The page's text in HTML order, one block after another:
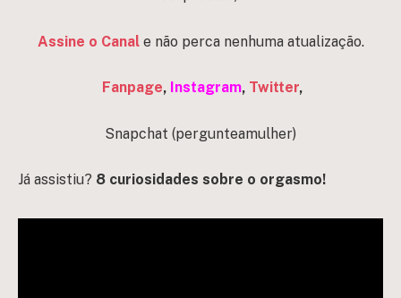
Assine o Canal e não perca nenhuma atualização.
Fanpage, Instagram, Twitter,
Snapchat (pergunteamulher)
Já assistiu? 8 curiosidades sobre o orgasmo!